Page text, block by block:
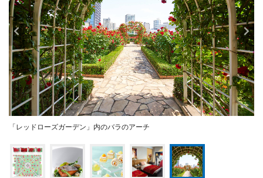
「レッドローズガーデン」内のバラのアーチ